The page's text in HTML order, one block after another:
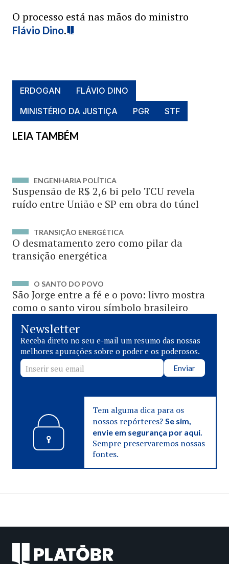
O processo está nas mãos do ministro
Flávio Dino.
ERDOGAN
FLÁVIO DINO
MINISTÉRIO DA JUSTIÇA
PGR STF
LEIA TAMBÉM
ENGENHARIA POLÍTICA
Suspensão de R$ 2,6 bi pelo TCU revela
ruído entre União e SP em obra do túnel
TRANSIÇÃO ENERGÉTICA
O desmatamento zero como pilar da
transição energética
O SANTO DO POVO
São Jorge entre a fé e o povo: livro mostra
como o santo virou símbolo brasileiro
Newsletter
Receba direto no seu e-mail um resumo das nossas
melhores apurações sobre o poder e os poderosos.
Enviar
Tem alguma dica para os
nossos repórteres? Se sim,
envie em segurança por aqui.
Sempre preservaremos nossas
fontes.